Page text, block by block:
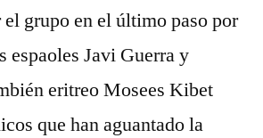
el grupo en el último paso por
espaoles Javi Guerra y
eritreo Mosees Kibet
que han aguantado la